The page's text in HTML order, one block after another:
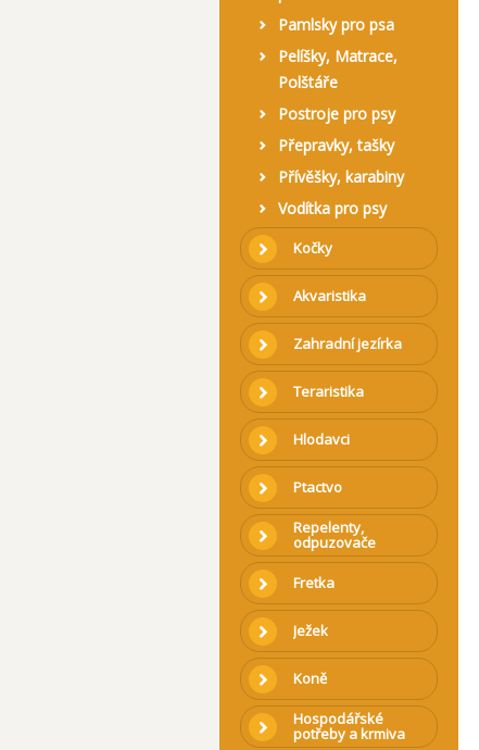
Pamlsky pro psa
Pelíšky, Matrace,
Polštáře
Postroje pro psy
Přepravky, tašky
Přívěšky, karabiny
Vodítka pro psy
Kočky
Akvaristika
Zahradní jezírka
Teraristika
Hlodavci
Ptactvo
Repelenty,
odpuzovače
Fretka
Ježek
Koně
Hospodářské
potřeby a krmiva